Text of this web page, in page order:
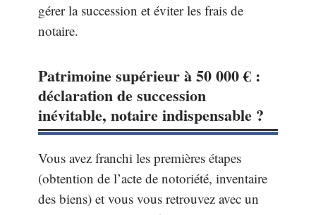
gérer la succession et éviter les frais de
notaire.
Patrimoine supérieur à 50 000 € :
déclaration de succession
inévitable, notaire indispensable ?
Vous avez franchi les premières étapes
(obtention de l’acte de notoriété, inventaire
des biens) et vous vous retrouvez avec un